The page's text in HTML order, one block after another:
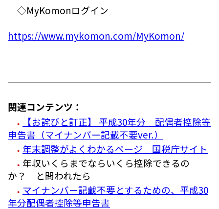
◇MyKomonログイン
https://www.mykomon.com/MyKomon/
関連コンテンツ：
【お詫びと訂正】 平成30年分 配偶者控除等
申告書（マイナンバー記載不要ver.）
年末調整がよくわかるページ 国税庁サイト
年収いくらまでならいくら控除できるの
か？ と問われたら
マイナンバー記載不要とするための、平成30
年分配偶者控除等申告書